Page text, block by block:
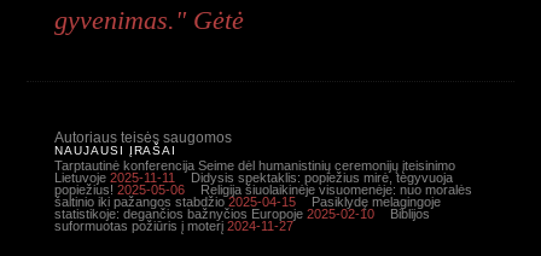
gyvenimas." Gėtė
Autoriaus teisės saugomos
NAUJAUSI ĮRAŠAI
Tarptautinė konferencija Seime dėl humanistinių ceremonijų įteisinimo
Lietuvoje 2025-11-11
Didysis spektaklis: popiežius mirė, tegyvuoja
popiežius! 2025-05-06
Religija šiuolaikinėje visuomenėje: nuo moralės
šaltinio iki pažangos stabdžio 2025-04-15
Pasiklydę melagingoje
statistikoje: degančios bažnyčios Europoje 2025-02-10
Biblijos
suformuotas požiūris į moterį 2024-11-27